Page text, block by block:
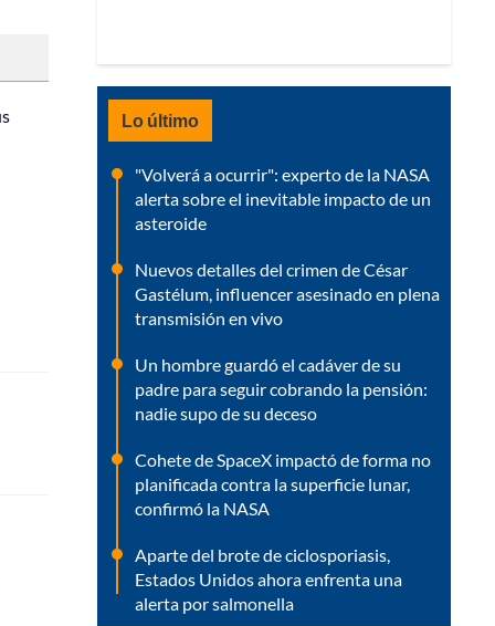
Lo último
"Volverá a ocurrir": experto de la NASA
alerta sobre el inevitable impacto de un
asteroide
Nuevos detalles del crimen de César
Gastélum, influencer asesinado en plena
transmisión en vivo
Un hombre guardó el cadáver de su
padre para seguir cobrando la pensión:
nadie supo de su deceso
Cohete de SpaceX impactó de forma no
planificada contra la superficie lunar,
confirmó la NASA
Aparte del brote de ciclosporiasis,
Estados Unidos ahora enfrenta una
alerta por salmonella